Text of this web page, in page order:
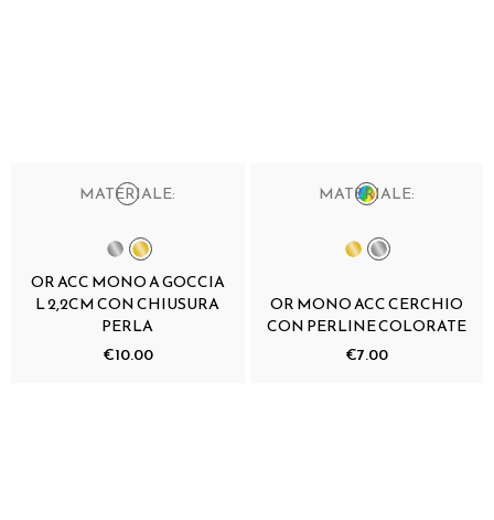
MATERIALE:
OR ACC MONO A GOCCIA
L 2,2CM CON CHIUSURA
PERLA
€10.00
MATERIALE:
OR MONO ACC CERCHIO
CON PERLINE COLORATE
€7.00